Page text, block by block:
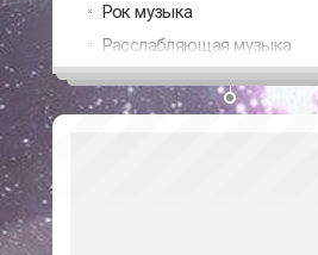
Рок музыка
Расслабляющая музыка